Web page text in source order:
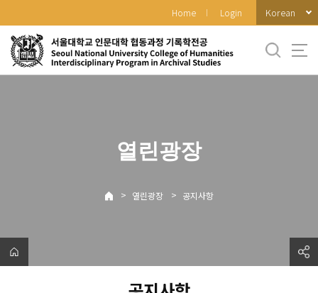
로
메
Home Login Korean
열린광장
> 열린광장 > 공지사항